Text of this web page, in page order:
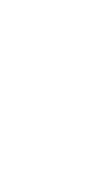
dubna 2026